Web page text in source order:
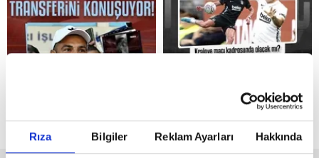
Rıza Bilgiler Reklam Ayarları Hakkında
Reddet